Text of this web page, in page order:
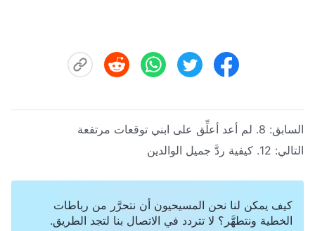
السابق: 8. لم أعد أعلِّق على ابني توقعات مرتفعة
التالي: 12. كيفية ردَّ جميل الوالدين
كيف يمكن لنا نحن المسيحيون أن نتحرَّر من رباطات
الخطية ونتطهَّر؟ لا تتردد في الاتصال بنا لتجد الطريق.